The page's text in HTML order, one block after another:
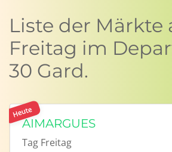
Liste der Märkte
Freitag im
30 Gard.
Heute
AIMARGUES
Tag Freitag